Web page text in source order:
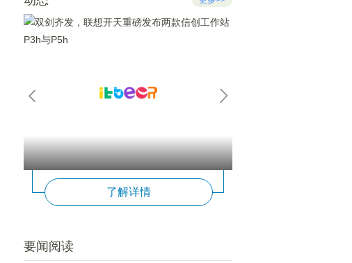
了解详情
要闻阅读